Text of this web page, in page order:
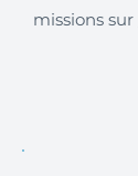
missions sur